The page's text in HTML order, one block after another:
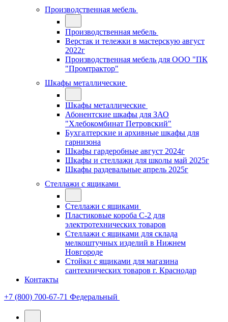
Производственная мебель
Производственная мебель
Верстак и тележки в мастерскую август
2022г
Производственная мебель для ООО "ПК
"Промтрактор"
Шкафы металлические
Шкафы металлические
Абонентские шкафы для ЗАО
"Хлебокомбинат Петровский"
Бухгалтерские и архивные шкафы для
гарнизона
Шкафы гардеробные август 2024г
Шкафы и стеллажи для школы май 2025г
Шкафы раздевальные апрель 2025г
Стеллажи с ящиками
Стеллажи с ящиками
Пластиковые короба С-2 для
электротехнических товаров
Стеллажи с ящиками для склада
мелкоштучных изделий в Нижнем
Новгороде
Стойки с ящиками для магазина
сантехнических товаров г. Краснодар
Контакты
+7 (800) 700-67-71 Федеральный